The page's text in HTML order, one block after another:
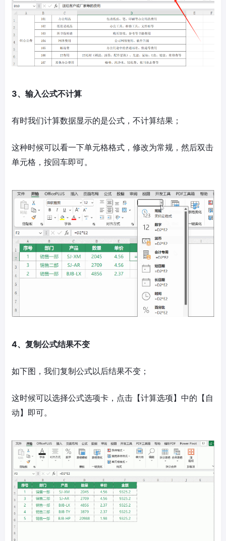
3、输入公式不计算
有时我们计算数据显示的是公式，不计算结果；
这种时候可以看一下单元格格式，修改为常规，然后双击
单元格，按回车即可。
4、复制公式结果不变
如下图，我们复制公式以后结果不变；
这时候可以选择公式选项卡，点击【计算选项】中的【自
动】即可。